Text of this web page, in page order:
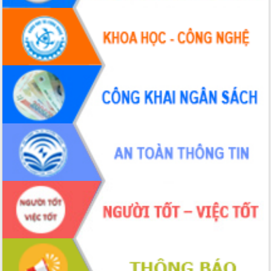
Tháo gỡ những vướng mắc, đẩy mạnh
công tác cải cách thủ tục hành chính
tại Trung tâm Phục vụ hành chính
công tỉnh
Đắk Lắk: Tôn vinh 46 giải pháp tại Hội
thi Sáng tạo Kỹ thuật 2024 - 2025
Đắk Lắk rà soát, điều chỉnh Đề án 190
về phát triển nuôi trồng thủy sản
Phó Chủ tịch UBND tỉnh Đắk Lắk
Trương Công Thái kiểm tra thực địa
Dự án cao tốc Khánh Hòa - Buôn Ma
Thuột
Định vị cà phê Việt Nam như một “di
sản sống” trong dòng chảy toàn cầu
Xây dựng nông thôn mới: Nâng cao đời
sống người dân từ những mô hình thiết
thực
Quyết liệt tháo gỡ vướng mắc, đẩy
nhanh tiến độ các dự án trọng điểm
trong Khu kinh tế Nam Phú Yên